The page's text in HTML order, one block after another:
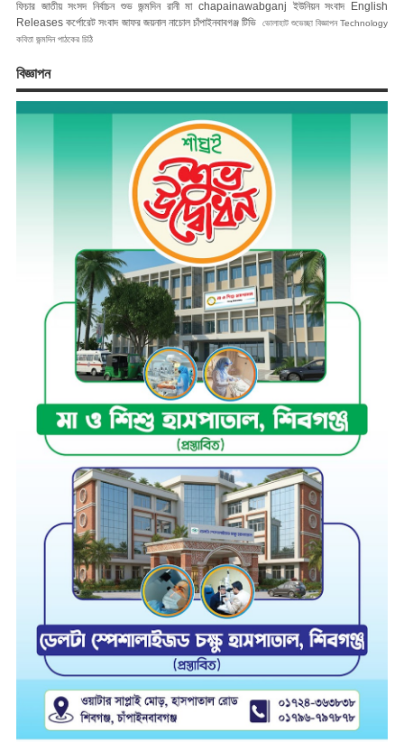
ফিচার জাতীয় সংসদ নির্বাচন শুভ জন্মদিন রানী মা chapainawabganj ইউনিয়ন সংবাদ
English
Releases কর্পোরেট সংবাদ জাফর জয়নাল নাচোল চাঁপাইনবাবগঞ্জ টিভি ভোলাহাট শুভেচ্ছা বিজ্ঞাপন Technology
কবিতা জন্মদিন পাঠকের চিঠি
বিজ্ঞাপন